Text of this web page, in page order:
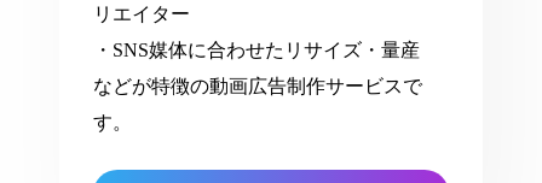
リエイター
・SNS媒体に合わせたリサイズ・量産
などが特徴の動画広告制作サービスで
す。